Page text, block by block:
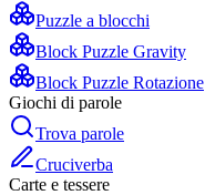
Puzzle a blocchi
Block Puzzle Gravity
Block Puzzle Rotazione
Giochi di parole
Trova parole
Cruciverba
Carte e tessere